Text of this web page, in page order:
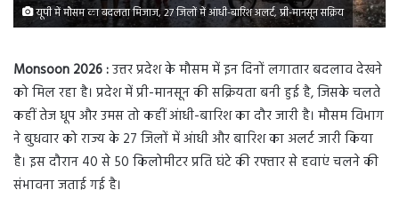
यूपी में मौसम का बदलता मिजाज, 27 जिलों में आंधी-बारिश अलर्ट, प्री-मानसून सक्रिय
Monsoon 2026 :उत्तर प्रदेश के मौसम में इन दिनों लगातार बदलाव देखने
को मिल रहा है। प्रदेश में प्री-मानसून की सक्रियता बनी हुई है, जिसके चलते
कहीं तेज धूप और उमस तो कहीं आंधी-बारिश का दौर जारी है। मौसम विभाग
ने बुधवार को राज्य के 27 जिलों में आंधी और बारिश का अलर्ट जारी किया
है। इस दौरान 40 से 50 किलोमीटर प्रति घंटे की रफ्तार से हवाएं चलने की
संभावना जताई गई है।